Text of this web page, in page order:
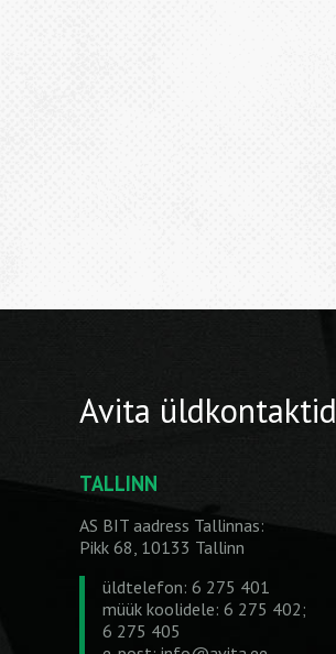
Avita üldkontaktid
TALLINN
AS BIT aadress Tallinnas:
Pikk 68, 10133 Tallinn
üldtelefon: 6 275 401
müük koolidele: 6 275 402;
6 275 405